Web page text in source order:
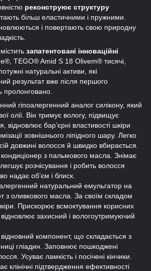
реконструює структуру
більш еластичними і пружними.
і повертають свою природну
запатентовані інноваційні
TEGO® Amid S 18 Olivem® тисячі,
натуральні активи, які
результат вже після першого
пролонговано.
гіпоалергенний аналог силікону, який
олії. Він тримує вологу, підвищує
відновлює бар’єрні властивості шкіри
зовнішнього ліпідного шару. Легко
довжині волосся й швидко вбирається.
з пальмового масла. Знімає
розчісування і робить волосся
надає об’єм і блиск.
натуральний емульгатор на
з оливкового масла. За своїм складом
Прискорює всмоктування корисних
захисний і вологоутримуючий
компонент, що складається з
гліадин. Заповнює пошкоджені
Усуває ламкість і посічені кінчики.
клінічні підтвердження ефективності